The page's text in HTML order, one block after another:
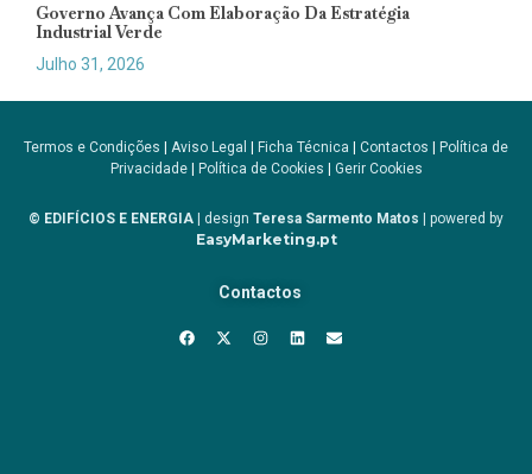
Governo Avança Com Elaboração Da Estratégia
Industrial Verde
Julho 31, 2026
Termos e Condições | Aviso Legal | Ficha Técnica | Contactos | Política de
Privacidade| Política de Cookies | Gerir Cookies
© EDIFÍCIOS E ENERGIA | design Teresa Sarmento Matos | powered by
EasyMarketing.pt
Contactos